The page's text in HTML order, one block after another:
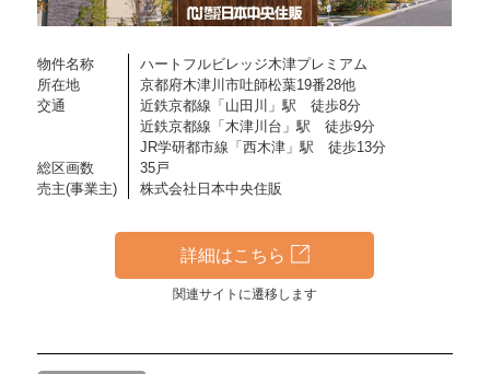
物件名称
ハートフルビレッジ木津プレミアム
所在地
京都府木津川市吐師松葉19番28他
交通
近鉄京都線「山田川」駅 徒歩8分
近鉄京都線「木津川台」駅 徒歩9分
JR学研都市線「西木津」駅 徒歩13分
総区画数
35戸
売主(事業主)
株式会社日本中央住販
詳細はこちら
関連サイトに遷移します